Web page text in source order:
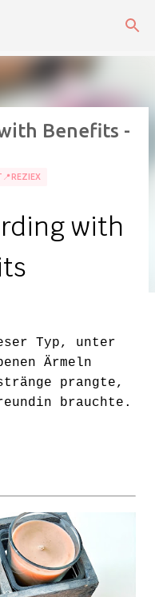
Benefits -
with
Typ, unter
Ärmeln
prangte,
brauchte.